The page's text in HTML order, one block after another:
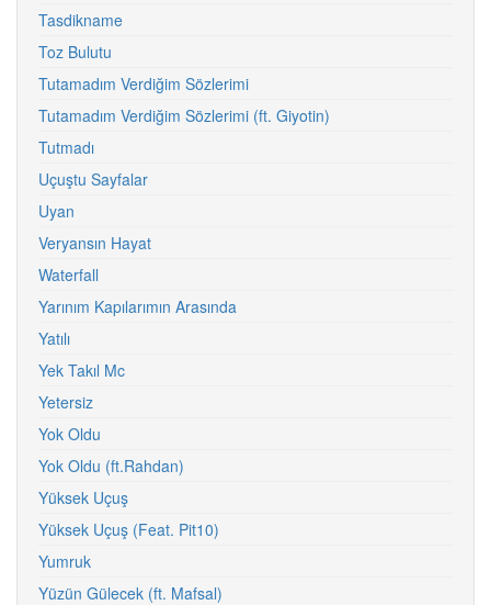
Tasdikname
Toz Bulutu
Tutamadım Verdiğim Sözlerimi
Tutamadım Verdiğim Sözlerimi (ft. Giyotin)
Tutmadı
Uçuştu Sayfalar
Uyan
Veryansın Hayat
Waterfall
Yarınım Kapılarımın Arasında
Yatılı
Yek Takıl Mc
Yetersiz
Yok Oldu
Yok Oldu (ft.Rahdan)
Yüksek Uçuş
Yüksek Uçuş (Feat. Pit10)
Yumruk
Yüzün Gülecek (ft. Mafsal)